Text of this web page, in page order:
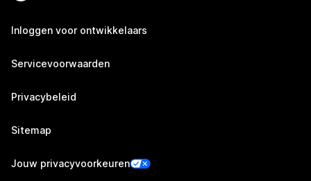
Inloggen voor ontwikkelaars
Servicevoorwaarden
Privacybeleid
Sitemap
Jouw privacyvoorkeuren